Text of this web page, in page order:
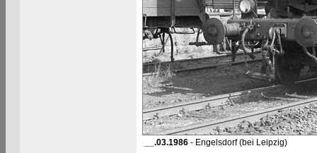
__.03.1986- Engelsdorf (bei Leipzig)